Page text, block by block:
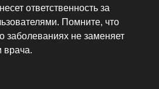
ответственность за
Помните, что
заболеваниях не заменяет
врача.